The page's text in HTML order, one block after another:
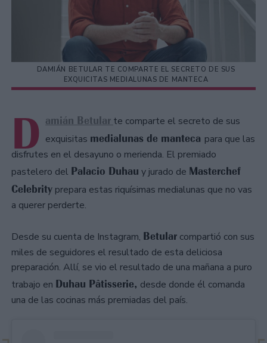
DAMIÁN BETULAR TE COMPARTE EL SECRETO DE SUS
EXQUICITAS MEDIALUNAS DE MANTECA
D amián Betular te comparte el secreto de sus
exquisitas medialunas de manteca para que las
disfrutes en el desayuno o merienda. El premiado
pastelero del Palacio Duhau y jurado de Masterchef
Celebrity prepara estas riquísimas medialunas que no vas
a querer perderte.
Desde su cuenta de Instagram, Betular compartió con sus
miles de seguidores el resultado de esta deliciosa
preparación. Allí, se vio el resultado de una mañana a puro
trabajo en Duhau Pâtisserie, desde donde él comanda
una de las cocinas más premiadas del país.